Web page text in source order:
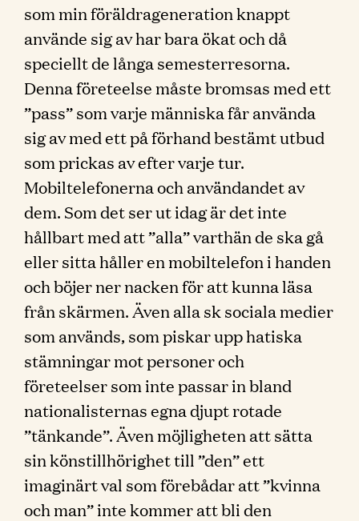
som min föräldrageneration knappt
använde sig av har bara ökat och då
speciellt de långa semesterresorna.
Denna företeelse måste bromsas med ett
”pass” som varje människa får använda
sig av med ett på förhand bestämt utbud
som prickas av efter varje tur.
Mobiltelefonerna och användandet av
dem. Som det ser ut idag är det inte
hållbart med att ”alla” varthän de ska gå
eller sitta håller en mobiltelefon i handen
och böjer ner nacken för att kunna läsa
från skärmen. Även alla sk sociala medier
som används, som piskar upp hatiska
stämningar mot personer och
företeelser som inte passar in bland
nationalisternas egna djupt rotade
”tänkande”. Även möjligheten att sätta
sin könstillhörighet till ”den” ett
imaginärt val som förebådar att ”kvinna
och man” inte kommer att bli den